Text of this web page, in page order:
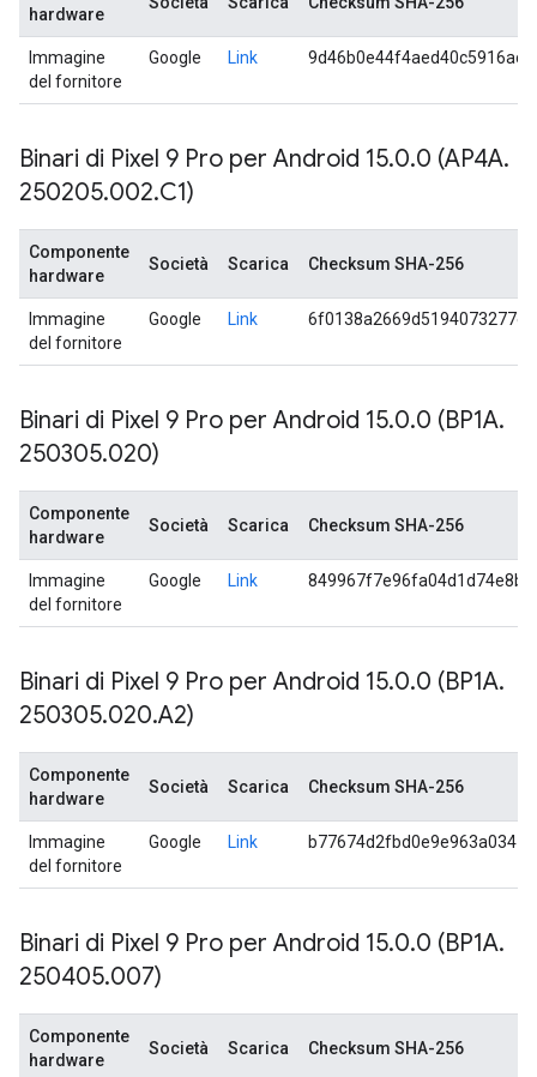
hardware
Immagine
del fornitore
Google Link
Binari di Pixel 9 Pro per Android 15.0.0 (AP4A.
250205.002.C1)
Componente
hardware
Società Scarica Checksum SHA-256
Immagine
del fornitore
Google Link
Binari di Pixel 9 Pro per Android 15.0.0 (BP1A.
250305.020)
Componente
hardware
Società Scarica Checksum SHA-256
Immagine
del fornitore
Google Link
Binari di Pixel 9 Pro per Android 15.0.0 (BP1A.
250305.020.A2)
Componente
hardware
Società Scarica Checksum SHA-256
Immagine
del fornitore
Google Link
Binari di Pixel 9 Pro per Android 15.0.0 (BP1A.
250405.007)
Componente
hardware
Società Scarica Checksum SHA-256